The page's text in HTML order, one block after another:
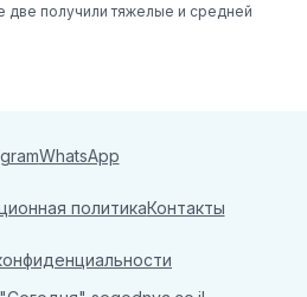
получили тяжелые и средней
WhatsApp
политикаКонтакты